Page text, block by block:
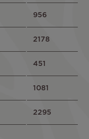
956
2178
451
1081
2295